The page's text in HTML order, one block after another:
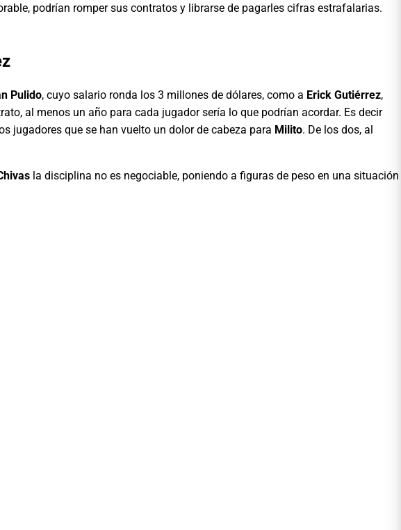
podrían romper sus contratos y librarse de pagarles cifras estrafalarias.
Pulido, cuyo salario ronda los 3 millones de dólares, como a Erick Gutiérrez,
al menos un año para cada jugador sería lo que podrían acordar. Es decir
jugadores que se han vuelto un dolor de cabeza para Milito. De los dos, al
la disciplina no es negociable, poniendo a figuras de peso en una situación